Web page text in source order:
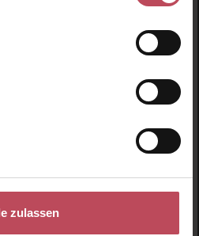
zulassen
Oil SPF30